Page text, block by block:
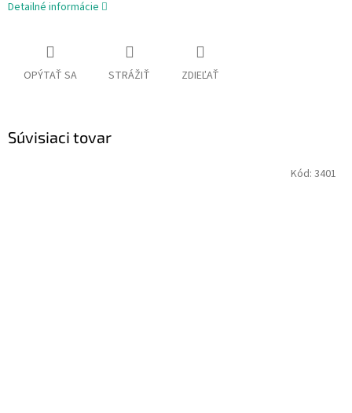
Detailné informácie
OPÝTAŤ SA STRÁŽIŤ ZDIEĽAŤ
Súvisiaci tovar
Kód: 3401